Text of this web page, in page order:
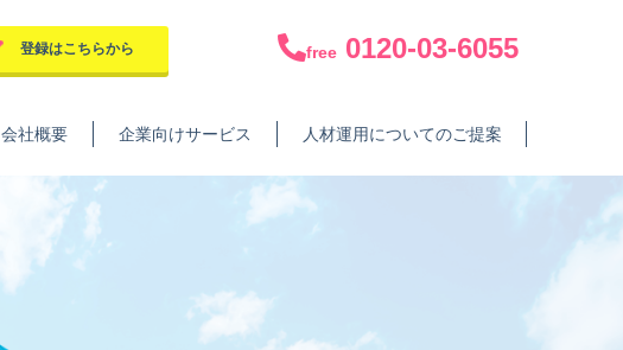
登録はこちらから free 0120-03-6055
会社概要 企業向けサービス 人材運用についてのご提案